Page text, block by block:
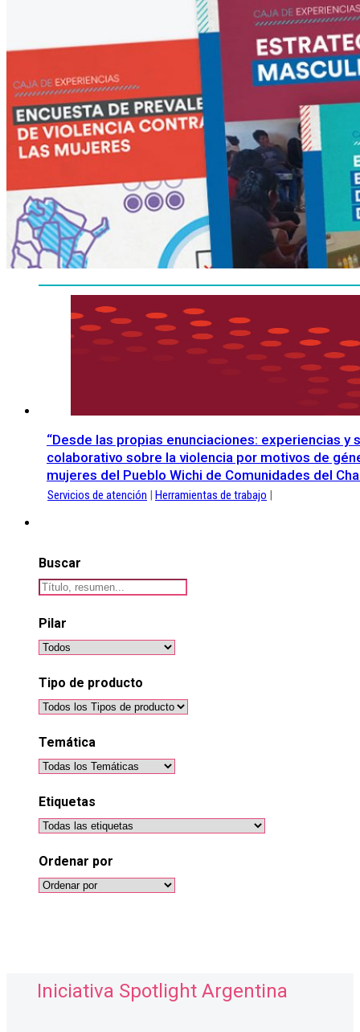
“Desde las propias enunciaciones: experiencias
colaborativo sobre la violencia por motivos de
mujeres del Pueblo Wichi de Comunidades del
Servicios de atención Herramientas de trabajo
Buscar
Pilar
Tipo de producto
Temática
Etiquetas
Ordenar por
Ordenar
Iniciativa Spotlight Argentina